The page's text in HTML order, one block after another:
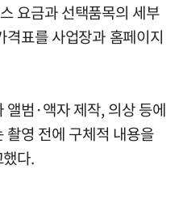
요금과 선택품목의 세부
표를 사업장과 홈페이지
앨범·액자 제작, 의상 등에
촬영 전에 구체적 내용을
다.